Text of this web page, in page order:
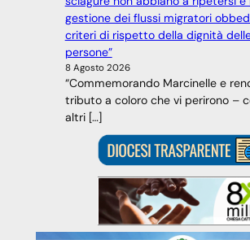
gestione dei flussi migratori
criteri di rispetto della dignità
persone”
8 Agosto 2026
“Commemorando Marcinelle e
tributo a coloro che vi perirono –
altri […]